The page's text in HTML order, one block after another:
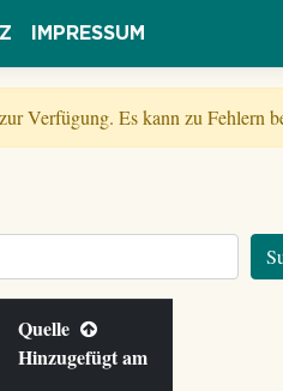
IMPRESSUM
Verfügung. Es kann zu Fehlern
Quelle
Hinzugefügt am